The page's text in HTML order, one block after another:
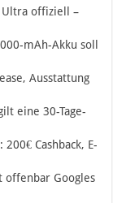
Ultra offiziell –
mAh-Akku soll
Ausstattung
eine 30-Tage-
Cashback, E-
offenbar Googles